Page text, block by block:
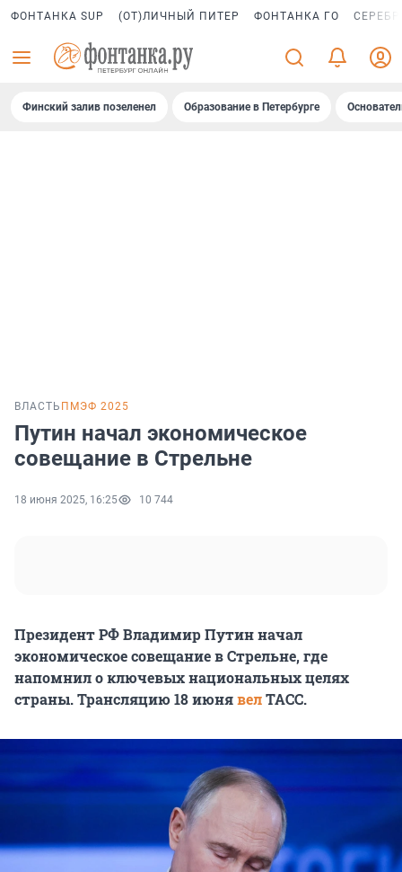
ФОНТАНКА SUP (ОТ)ЛИЧНЫЙ ПИТЕР ФОНТАНКА ГО
Финский залив позеленел Образование в Петербурге
ВЛАСТЬ ПМЭФ 2025
Путин начал экономическое
совещание в Стрельне
18 июня 2025, 16:25 10 744
Президент РФ Владимир Путин начал
экономическое совещание в Стрельне, где
напомнил о ключевых национальных целях
страны. Трансляцию 18 июнявелТАСС.